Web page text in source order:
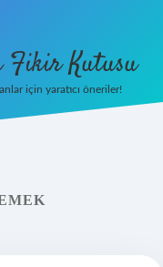
Fikir Kutusu
için yaratıcı öneriler!